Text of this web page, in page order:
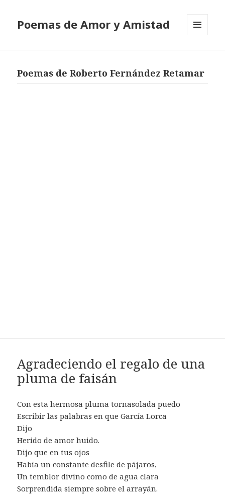
Poemas de Amor y Amistad
Poemas de Roberto Fernández Retamar
Agradeciendo el regalo de una
pluma de faisán
Con esta hermosa pluma tornasolada puedo
Escribir las palabras en que García Lorca
Dijo
Herido de amor huido.
Dijo que en tus ojos
Había un constante desfile de pájaros,
Un temblor divino como de agua clara
Sorprendida siempre sobre el arrayán.